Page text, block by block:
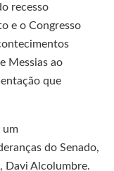
recesso
e o Congresso
Messias ao
que
um
do Senado,
Davi Alcolumbre.